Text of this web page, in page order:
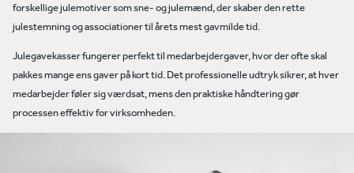
forskellige julemotiver som sne- og julemænd, der skaber den rette
julestemning og associationer til årets mest gavmilde tid.
Julegavekasser fungerer perfekt til medarbejdergaver, hvor der ofte skal
pakkes mange ens gaver på kort tid. Det professionelle udtryk sikrer, at hver
medarbejder føler sig værdsat, mens den praktiske håndtering gør
processen effektiv for virksomheden.